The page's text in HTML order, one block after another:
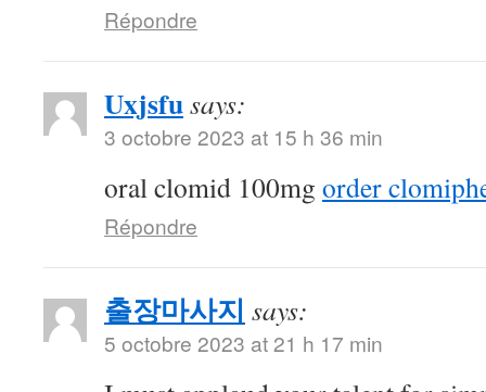
Répondre
Uxjsfusays:
3 octobre 2023 at 15 h 36 min
oral clomid 100mg order
Répondre
출장마사지 says:
5 octobre 2023 at 21 h 17 min